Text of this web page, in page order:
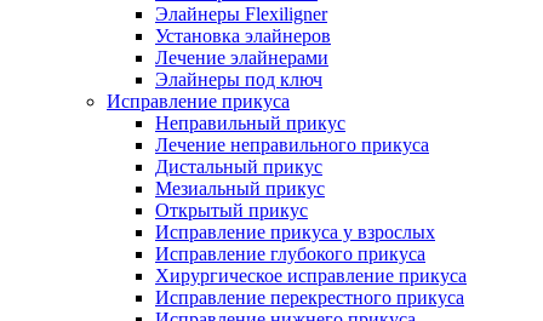
Элайнеры Flexiligner
Установка элайнеров
Лечение элайнерами
Элайнеры под ключ
Исправление прикуса
Неправильный прикус
Лечение неправильного прикуса
Дистальный прикус
Мезиальный прикус
Открытый прикус
Исправление прикуса у взрослых
Исправление глубокого прикуса
Хирургическое исправление прикуса
Исправление перекрестного прикуса